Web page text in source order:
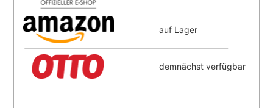
auf Lager
demnächst verfügbar